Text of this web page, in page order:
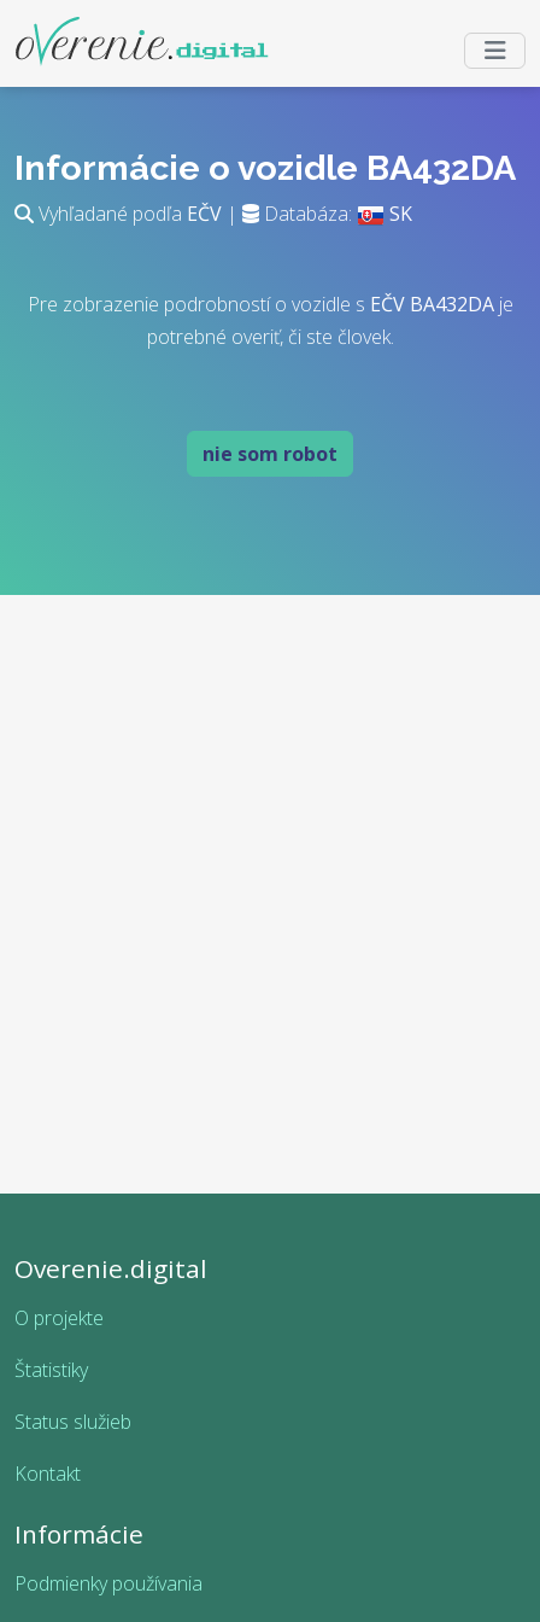
Informácie o vozidle BA432DA
Vyhľadané podľa EČV | Databáza: SK
Pre zobrazenie podrobností o vozidle s EČV BA432DAje
potrebné overiť, či ste človek.
nie som robot
Overenie.digital
O projekte
Štatistiky
Status služieb
Kontakt
Informácie
Podmienky používania